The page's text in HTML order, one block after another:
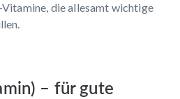
die allesamt wichtige
– für gute